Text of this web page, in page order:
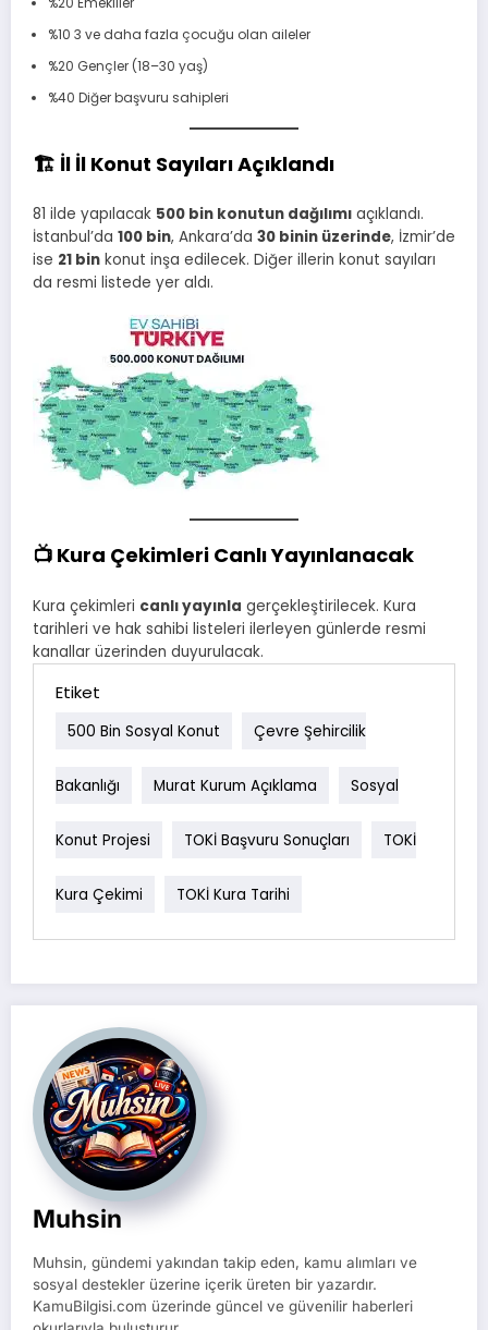
%10 3 ve daha fazla çocuğu olan aileler
%20 Gençler (18–30 yaş)
%40 Diğer başvuru sahipleri
🏗️ İl İl Konut Sayıları Açıklandı
81 ilde yapılacak 500 bin konutun dağılımı açıklandı.
İstanbul’da 100 bin, Ankara’da 30 binin üzerinde, İzmir’de
ise 21 bin konut inşa edilecek. Diğer illerin konut sayıları
da resmi listede yer aldı.
📺 Kura Çekimleri Canlı Yayınlanacak
Kura çekimleri canlı yayınla gerçekleştirilecek. Kura
tarihleri ve hak sahibi listeleri ilerleyen günlerde resmi
kanallar üzerinden duyurulacak.
Etiket
500 Bin Sosyal Konut Çevre Şehircilik
Bakanlığı Murat Kurum Açıklama Sosyal
Konut Projesi TOKİ Başvuru Sonuçları TOKİ
Kura Çekimi TOKİ Kura Tarihi
Muhsin
Muhsin, gündemi yakından takip eden, kamu alımları ve
sosyal destekler üzerine içerik üreten bir yazardır.
KamuBilgisi.com üzerinde güncel ve güvenilir haberleri